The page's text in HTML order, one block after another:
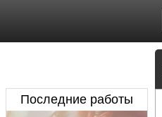
Последние работы